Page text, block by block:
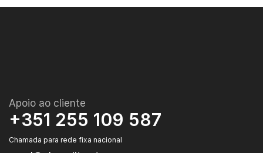
Apoio ao cliente
+351 255 109 587
Chamada para rede fixa nacional